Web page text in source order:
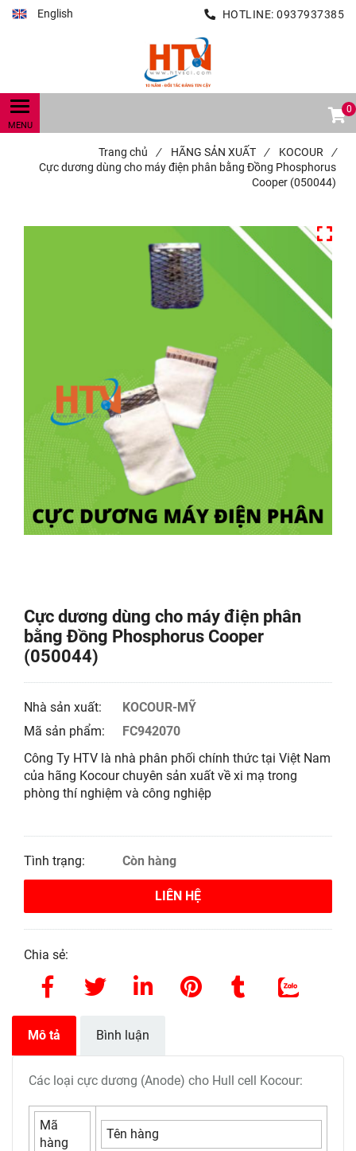
English HOTLINE: 0937937385
0
Trang chủ / HÃNG SẢN XUẤT / KOCOUR
/
Cực dương dùng cho máy điện phân bằng Đồng Phosphorus
Cooper (050044)
Cực dương dùng cho máy điện phân
bằng Đồng Phosphorus Cooper
(050044)
Nhà sản xuất:
KOCOUR-MỸ
Mã sản phẩm:
FC942070
Công Ty HTV là nhà phân phối chính thức tại Việt Nam
của hãng Kocour chuyên sản xuất về xi mạ trong
phòng thí nghiệm và công nghiệp
Tình trạng: Còn hàng
LIÊN HỆ
Chia sẻ:
Mô tả Bình luận
Các loại cực dương (Anode) cho Hull cell Kocour:
Mã
hàng
Tên hàng